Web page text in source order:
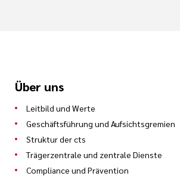
Über uns
Leitbild und Werte
Geschäftsführung und Aufsichtsgremien
Struktur der cts
Trägerzentrale und zentrale Dienste
Compliance und Prävention